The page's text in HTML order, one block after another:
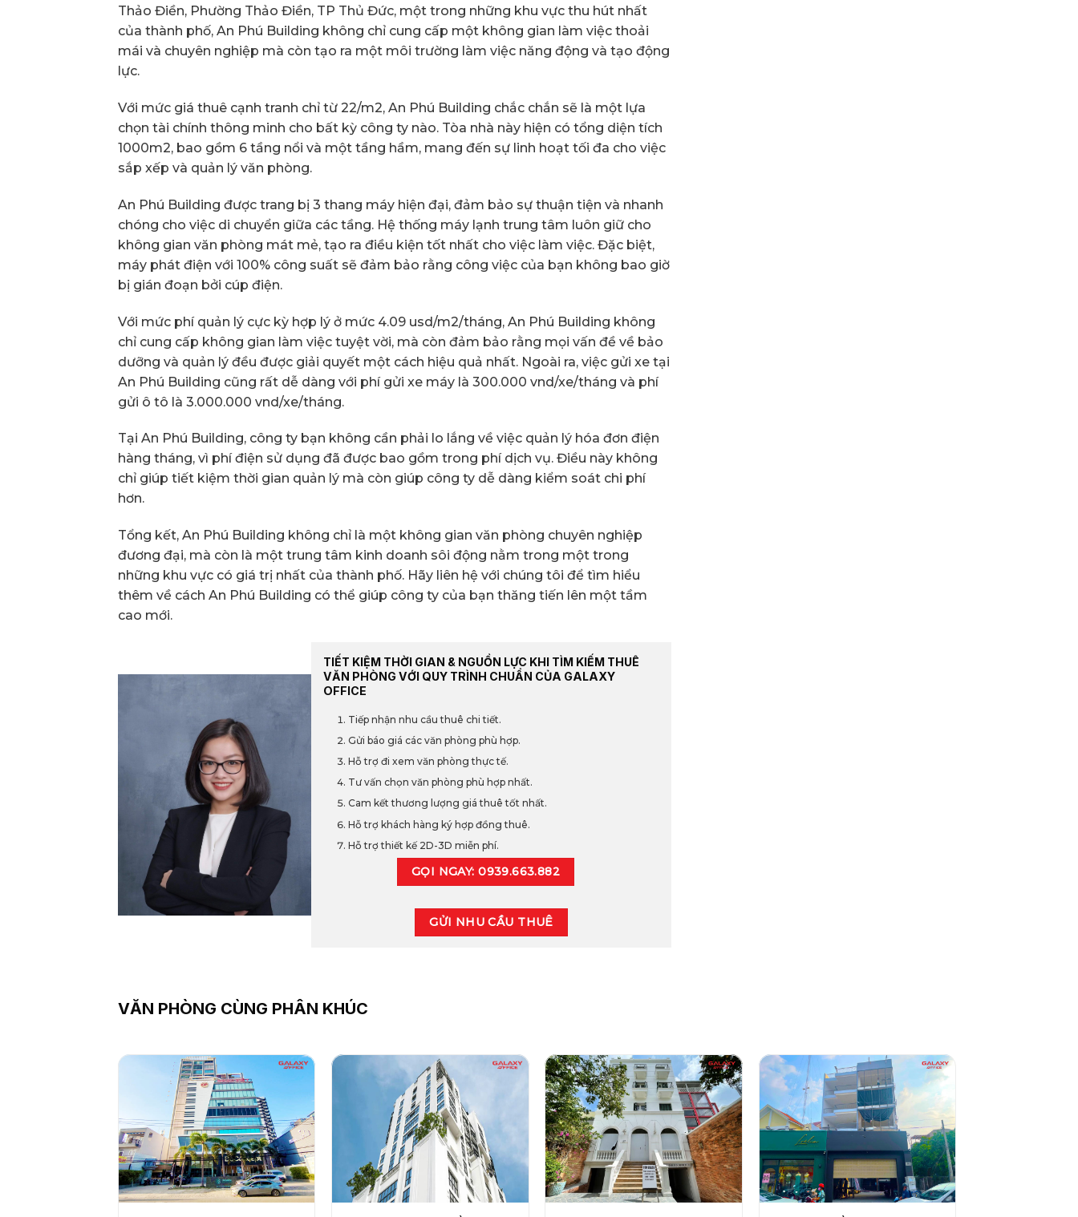
Thảo Điền, Phường Thảo Điền, TP Thủ Đức, một trong những khu vực thu hút nhất
của thành phố, An Phú Building không chỉ cung cấp một không gian làm việc thoải
mái và chuyên nghiệp mà còn tạo ra một môi trường làm việc năng động và tạo động
lực.
Với mức giá thuê cạnh tranh chỉ từ 22/m2, An Phú Building chắc chắn sẽ là một lựa
chọn tài chính thông minh cho bất kỳ công ty nào. Tòa nhà này hiện có tổng diện tích
1000m2, bao gồm 6 tầng nổi và một tầng hầm, mang đến sự linh hoạt tối đa cho việc
sắp xếp và quản lý văn phòng.
An Phú Building được trang bị 3 thang máy hiện đại, đảm bảo sự thuận tiện và nhanh
chóng cho việc di chuyển giữa các tầng. Hệ thống máy lạnh trung tâm luôn giữ cho
không gian văn phòng mát mẻ, tạo ra điều kiện tốt nhất cho việc làm việc. Đặc biệt,
máy phát điện với 100% công suất sẽ đảm bảo rằng công việc của bạn không bao giờ
bị gián đoạn bởi cúp điện.
Với mức phí quản lý cực kỳ hợp lý ở mức 4.09 usd/m2/tháng, An Phú Building không
chỉ cung cấp không gian làm việc tuyệt vời, mà còn đảm bảo rằng mọi vấn đề về bảo
dưỡng và quản lý đều được giải quyết một cách hiệu quả nhất. Ngoài ra, việc gửi xe tại
An Phú Building cũng rất dễ dàng với phí gửi xe máy là 300.000 vnd/xe/tháng và phí
gửi ô tô là 3.000.000 vnd/xe/tháng.
Tại An Phú Building, công ty bạn không cần phải lo lắng về việc quản lý hóa đơn điện
hàng tháng, vì phí điện sử dụng đã được bao gồm trong phí dịch vụ. Điều này không
chỉ giúp tiết kiệm thời gian quản lý mà còn giúp công ty dễ dàng kiểm soát chi phí
hơn.
Tổng kết, An Phú Building không chỉ là một không gian văn phòng chuyên nghiệp
đương đại, mà còn là một trung tâm kinh doanh sôi động nằm trong một trong
những khu vực có giá trị nhất của thành phố. Hãy liên hệ với chúng tôi để tìm hiểu
thêm về cách An Phú Building có thể giúp công ty của bạn thăng tiến lên một tầm
cao mới.
TIẾT KIỆM THỜI GIAN & NGUỒN LỰC KHI TÌM KIẾM THUÊ
VĂN PHÒNG VỚI QUY TRÌNH CHUẨN CỦA GALAXY
OFFICE
Tiếp nhận nhu cầu thuê chi tiết.
Gửi báo giá các văn phòng phù hợp.
Hỗ trợ đi xem văn phòng thực tế.
Tư vấn chọn văn phòng phù hợp nhất.
Cam kết thương lượng giá thuê tốt nhất.
Hỗ trợ khách hàng ký hợp đồng thuê.
Hỗ trợ thiết kế 2D-3D miễn phí.
GỌI NGAY: 0939.663.882
GỬI NHU CẦU THUÊ
VĂN PHÒNG CÙNG PHÂN KHÚC